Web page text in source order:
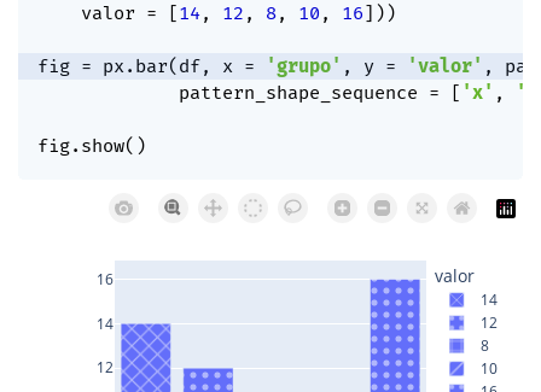
12
14
16 valor
14
12
8
10
    valor
= [14, 12 , 8, 10 , 16] ) )
fig = px . bar( df, x = 'grupo' , y = 'valor' ,
             pattern_shape_sequence
= [ 'x' ,
fig. show( )